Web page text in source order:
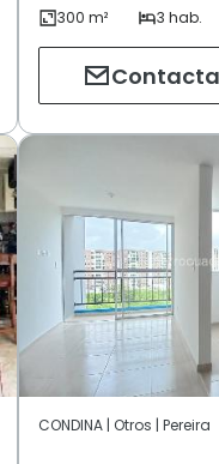
CONDINA | Otros | Pereira